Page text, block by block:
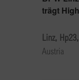
trägt
Linz,
Austria